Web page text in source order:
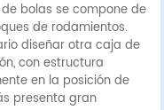
bolas se compone de
de rodamientos.
diseñar otra caja de
con estructura
en la posición de
presenta gran